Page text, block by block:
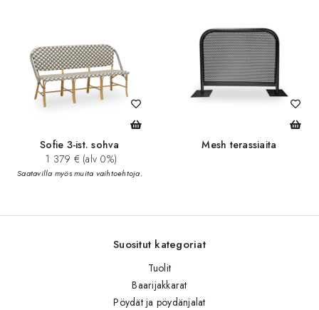
Sofie 3-ist. sohva
1 379 € (alv 0%)
Saatavilla myös muita vaihtoehtoja.
Mesh terassiaita
Suositut kategoriat
Tuolit
Baarijakkarat
Pöydät ja pöydänjalat